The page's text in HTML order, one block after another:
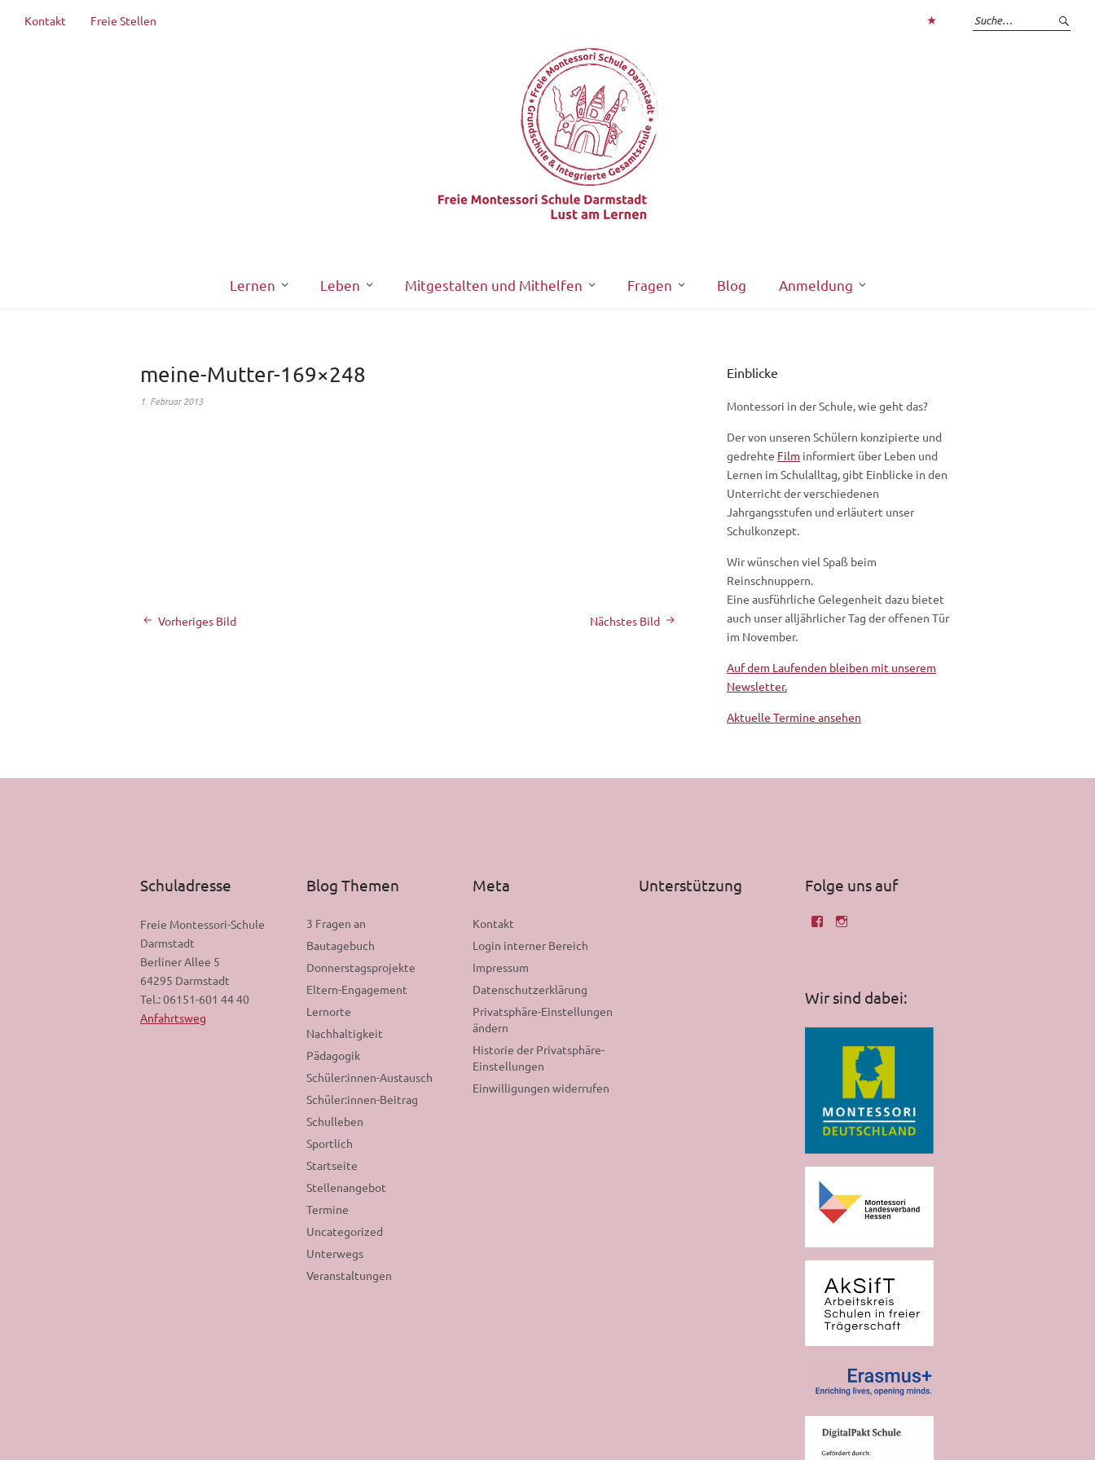
Kontakt
Freie Stellen
Lernen Leben Mitgestalten und Mithelfen Fragen Blog Anmeldung
meine-Mutter-169×248
1. Februar 2013
Nächstes Bild
Vorheriges Bild
Einblicke
Montessori in der Schule, wie geht das?
Der von unseren Schülern konzipierte und
gedrehte Film informiert über Leben und
Lernen im Schulalltag, gibt Einblicke in den
Unterricht der verschiedenen
Jahrgangsstufen und erläutert unser
Schulkonzept.
Wir wünschen viel Spaß beim
Reinschnuppern.
Eine ausführliche Gelegenheit dazu bietet
auch unser alljährlicher Tag der offenen Tür
im November.
Auf dem Laufenden bleiben mit unserem
Newsletter.
Aktuelle Termine ansehen
Schuladresse
Freie Montessori-Schule
Darmstadt
Berliner Allee 5
64295 Darmstadt
Tel.: 06151-601 44 40
Anfahrtsweg
Blog Themen
3 Fragen an
Bautagebuch
Donnerstagsprojekte
Eltern-Engagement
Lernorte
Nachhaltigkeit
Pädagogik
Schüler:innen-Austausch
Schüler:innen-Beitrag
Schulleben
Sportlich
Startseite
Stellenangebot
Termine
Uncategorized
Unterwegs
Veranstaltungen
Meta
Kontakt
Login interner Bereich
Impressum
Datenschutzerklärung
Privatsphäre-Einstellungen
ändern
Historie der Privatsphäre-
Einstellungen
Einwilligungen widerrufen
Unterstützung Folge uns auf
Wir sind dabei: